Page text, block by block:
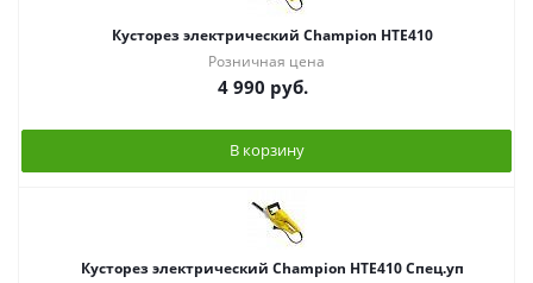
Кусторез электрический Champion HTE410
Розничная цена
4 990 руб.
В корзину
Кусторез электрический Champion HTE410 Спец.уп